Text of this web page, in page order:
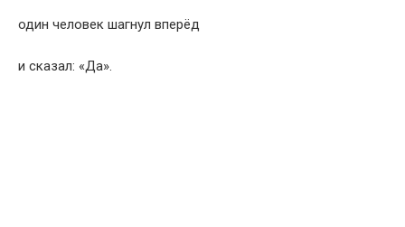
один человек шагнул вперёд
и сказал: «Да».